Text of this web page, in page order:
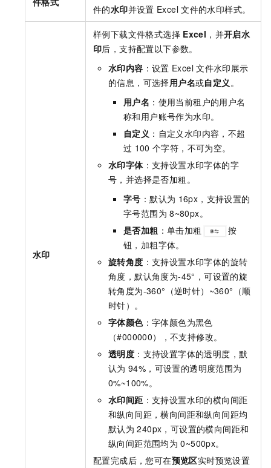
件的水印并设置 Excel 文件的水印样式。
水印
样例下载文件格式选择 Excel ，并开启水
印后，支持配置以下参数。
水印内容 ：设置 Excel 文件水印展示
的信息，可选择用户名或自定义 。
用户名 ：使用当前租户的用户名
称和用户账号作为水印。
自定义 ：自定义水印内容，不超
过 100 个字符，不可为空。
水印字体：支持设置水印字体的字
号，并选择是否加粗。
字号 ：默认为 16px，支持设置的
字号范围为 8~80px。
是否加粗 ：单击加粗
按
钮，加粗字体。
旋转角度 ：支持设置水印字体的旋转
角度，默认角度为-45°，可设置的旋
转角度为-360°（逆时针）~360°（顺
时针）。
字体颜色：字体颜色为黑色
（#000000），不支持修改。
透明度 ：支持设置字体的透明度，默
认为 94%，可设置的透明度范围为
0%~100%。
水印间距 ：支持设置水印的横向间距
和纵向间距，横向间距和纵向间距均
默认为 240px，可设置的横向间距和
纵向间距范围均为 0~500px。
配置完成后，您可在预览区实时预览设置